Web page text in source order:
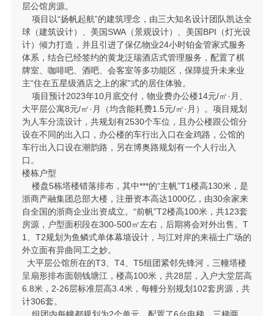
层公馆房源。
项目以“扬帆起航”的建筑理念，由三大知名设计团队凯达全
球（建筑设计）、美国SWA（景观设计）、美国BPI（灯光设
计）倾力打造，并且引进了保亿物业24小时铂金管家式服务
体系，结合已经签约的黄龙泛瑞酒店式管理服务，配置了棋
牌室、咖啡吧、酒吧、会客室等多功能区，保障提升未来业
主“住在五星级酒店之上的家”式的居住体验。
项目预计2023年10月底交付，物业费办公楼14元/㎡·月、
大平层公寓8元/㎡·月（均含能耗费1.5元/㎡·月）。项目规划
为人车分流设计，共规划有2530个车位，且办公楼跟公馆分
设在不同的出入口，办公楼的车行出入口在金鸡路，公馆的
车行出入口设在潮韵路，另在博奥路规划有一个人行出入
口。
楼栋户型
楼盘5栋塔楼错落排布，其中***的“主帆”T1楼高130米，是
浙商产融集团总部大楼，注册资本高达1000亿，由30余家来
自全国的浙商企业出资成立。“前帆”T2楼高100米，共123套
房源，户型面积段在300-500㎡左右，后期将会对外出售。T
1、T2规划为鱼鳞式单体幕墙设计，与江对岸的来福士广场的
外立面有异曲同工之妙。
大平层公馆所在的T3、T4、T5组团紧邻先锋河，三幢塔楼
呈扇形排布面朝钱塘江，楼高100米，共28层，入户大堂层高
6.8米，2-26层标准层高3.4米，每幢分别规划102套房源，共
计306套。